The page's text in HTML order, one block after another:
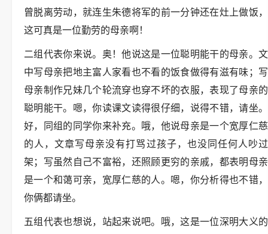
曾脱离劳动，就连生朱德将军的前一分钟还在灶上做饭，
这可真是一位勤劳的母亲啊！
二组代表你来说。奥！他说这是一位聪明能干的母亲。文
中写母亲把地主富人家看也不看的饭食做得有滋有味；写
母亲制作兄妹几个轮流穿也穿不坏的衣服，表现了母亲的
聪明能干。嗯，你读课文读得很仔细，说得不错，请坐。
好，同组的同学你来补充。哦，他说母亲是一个宽厚仁慈
的人，文章写母亲没有打骂过孩子，也没同任何人吵过
架；写虽然自己不富裕，还照顾更穷的亲戚，都表明母亲
是一个和蔼可亲，宽厚仁慈的人。嗯，你分析得也不错，
你俩都请坐。
五组代表也想说，站起来说吧。哦，这是一位深明大义的